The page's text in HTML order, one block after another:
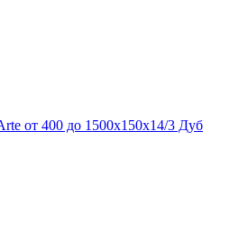
от 400 до 1500х150х14/3 Дуб